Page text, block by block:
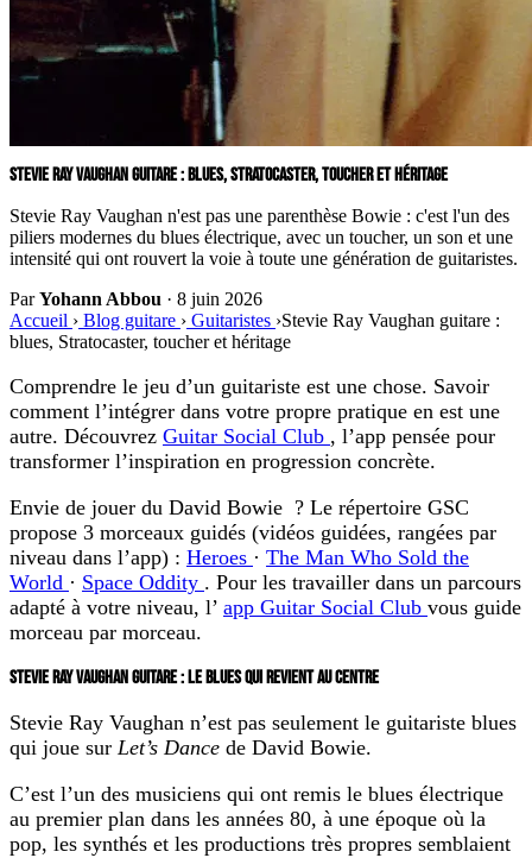
STEVIE RAY VAUGHAN GUITARE : BLUES, STRATOCASTER, TOUCHER ET HÉRITAGE
Stevie Ray Vaughan n'est pas une parenthèse Bowie : c'est l'un des
piliers modernes du blues électrique, avec un toucher, un son et une
intensité qui ont rouvert la voie à toute une génération de guitaristes.
ParYohann Abbou · 8 juin 2026
Accueil › Blog guitare › Guitaristes ›Stevie Ray Vaughan guitare :
blues, Stratocaster, toucher et héritage
Comprendre le jeu d’un guitariste est une chose. Savoir
comment l’intégrer dans votre propre pratique en est une
autre. Découvrez Guitar Social Club , l’app pensée pour
transformer l’inspiration en progression concrète.
Envie de jouer du David Bowie ? Le répertoire GSC
propose 3 morceaux guidés (vidéos guidées, rangées par
niveau dans l’app) : Heroes · The Man Who Sold the
World · Space Oddity . Pour les travailler dans un parcours
adapté à votre niveau, l’ app Guitar Social Club vous guide
morceau par morceau.
STEVIE RAY VAUGHAN GUITARE : LE BLUES QUI REVIENT AU CENTRE
Stevie Ray Vaughan n’est pas seulement le guitariste blues
qui joue sur Let’s Dance de David Bowie.
C’est l’un des musiciens qui ont remis le blues électrique
au premier plan dans les années 80, à une époque où la
pop, les synthés et les productions très propres semblaient